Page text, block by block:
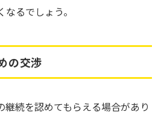
るでしょう。
の交渉
継続を認めてもらえる場合があり